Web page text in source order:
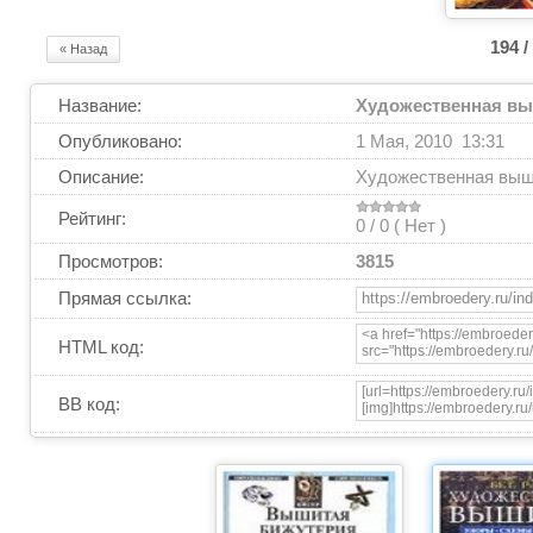
« Назад 194 /
Название:
Художественная
Опубликовано:
1 Мая, 2010 13:31
Описание:
Художественная
Рейтинг: 0 / 0 ( Нет )
Просмотров:
3815
Прямая ссылка:
HTML код:
BB код: